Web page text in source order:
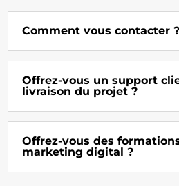
Comment vous contacter ?
Offrez-vous un support
livraison du projet ?
Offrez-vous des
marketing digital ?